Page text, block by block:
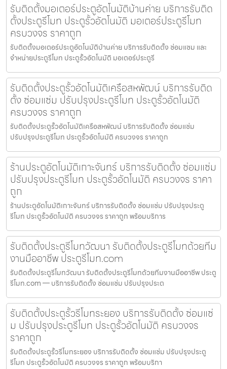
รับติดตั้งมอเตอร์ประตูอัตโนมัติบ้านค่าย บริการรับติด
ตั้งประตูรีโมท ประตูรั้วอัตโนมัติ มอเตอร์ประตูรีโมท
ครบวงจร ราคาถูก
รับติดตั้งมอเตอร์ประตูอัตโนมัติบ้านค่าย บริการรับติดตั้ง ซ่อมแซม และ
จำหน่ายประตูรีโมท ประตูรั้วอัตโนมัติ มอเตอร์ประตูรี
รับติดตั้งประตูรั้วอัตโนมัติเครือสหพัฒน์ บริการรับติด
ตั้ง ซ่อมแซ่ม ปรับปรุงประตูรีโมท ประตูรั้วอัตโนมัติ
ครบวงจร ราคาถูก
รับติดตั้งประตูรั้วอัตโนมัติเครือสหพัฒน์ บริการรับติดตั้ง ซ่อมแซ่ม
ปรับปรุงประตูรีโมท ประตูรั้วอัตโนมัติ ครบวงจร ราคาถูก
ร้านประตูอัตโนมัติเกาะจันทร์ บริการรับติดตั้ง ซ่อมแซ่ม
ปรับปรุงประตูรีโมท ประตูรั้วอัตโนมัติ ครบวงจร ราคา
ถูก
ร้านประตูอัตโนมัติเกาะจันทร์ บริการรับติดตั้ง ซ่อมแซ่ม ปรับปรุงประตู
รีโมท ประตูรั้วอัตโนมัติ ครบวงจร ราคาถูก พร้อมบริการ
รับติดตั้งประตูรีโมทวัฒนา รับติดตั้งประตูรีโมทด้วยทีม
งานมืออาชีพ ประตูรีโมท.com
รับติดตั้งประตูรีโมทวัฒนา รับติดตั้งประตูรีโมทด้วยทีมงานมืออาชีพ ประตู
รีโมท.com — บริการรับติดตั้ง ซ่อมแซ่ม ปรับปรุงประต
รับติดตั้งประตูรั้วรีโมทระยอง บริการรับติดตั้ง ซ่อมแซ่
ม ปรับปรุงประตูรีโมท ประตูรั้วอัตโนมัติ ครบวงจร
ราคาถูก
รับติดตั้งประตูรั้วรีโมทระยอง บริการรับติดตั้ง ซ่อมแซ่ม ปรับปรุงประตู
รีโมท ประตูรั้วอัตโนมัติ ครบวงจร ราคาถูก พร้อมบริกา